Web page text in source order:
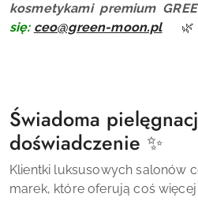
kosmetykami premium
się: ceo@green-moon.pl 🌿
Świadoma
doświadczenie ✨
Klientki luksusowych salonów
marek, które oferują coś